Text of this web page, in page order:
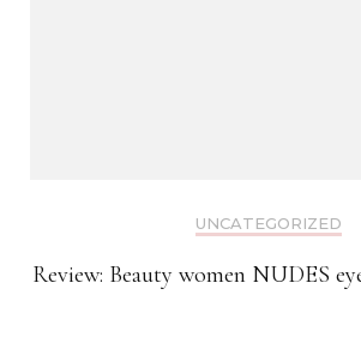
UNCATEGORIZED
Review: Beauty women NUDES